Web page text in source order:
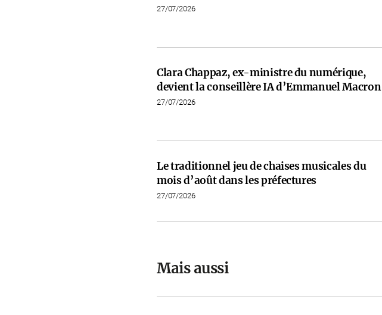
27/07/2026
Clara Chappaz, ex-ministre du numérique,
devient la conseillère IA d’Emmanuel Macron
27/07/2026
Le traditionnel jeu de chaises musicales du
mois d’août dans les préfectures
27/07/2026
Mais aussi